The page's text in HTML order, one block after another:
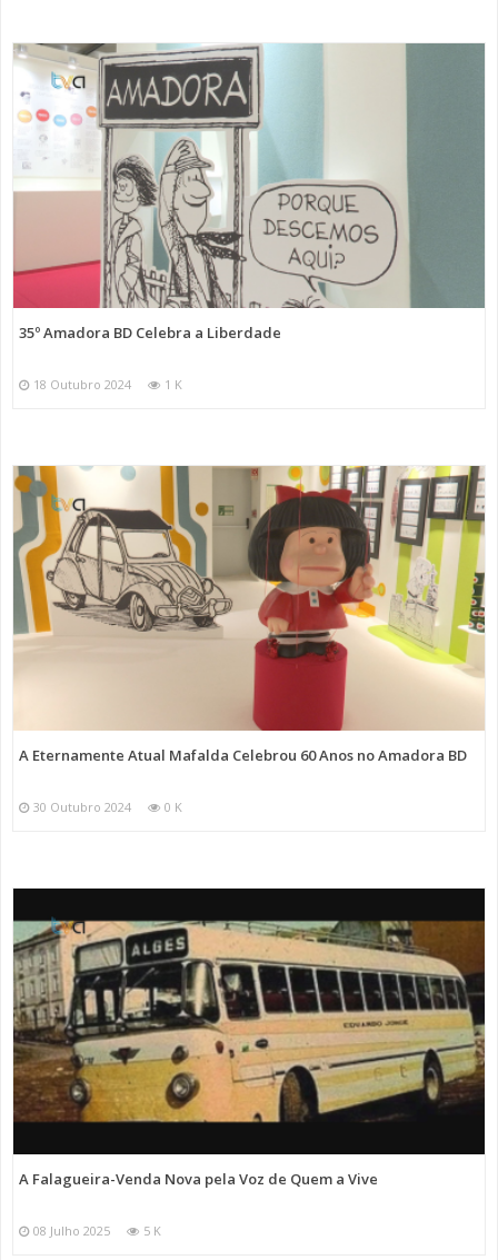
35º Amadora BD Celebra a Liberdade
18 Outubro 2024 1 K
A Eternamente Atual Mafalda Celebrou 60 Anos no Amadora BD
30 Outubro 2024 0 K
A Falagueira-Venda Nova pela Voz de Quem a Vive
08 Julho 2025 5 K